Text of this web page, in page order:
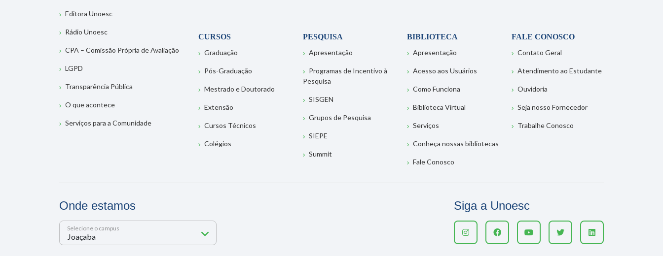
Editora Unoesc
Rádio Unoesc
CPA – Comissão Própria de Avaliação
LGPD
Transparência Pública
O que acontece
Serviços para a Comunidade
CURSOS
Graduação
Pós-Graduação
Mestrado e Doutorado
Extensão
Cursos Técnicos
Colégios
PESQUISA
Apresentação
Programas de Incentivo à
Pesquisa
SISGEN
Grupos de Pesquisa
SIEPE
Summit
BIBLIOTECA
Apresentação
Acesso aos Usuários
Como Funciona
Biblioteca Virtual
Serviços
Conheça nossas bibliotecas
Fale Conosco
FALE CONOSCO
Contato Geral
Atendimento ao Estudante
Ouvidoria
Seja nosso Fornecedor
Trabalhe Conosco
Onde estamos
Selecione o campus
Siga a Unoesc